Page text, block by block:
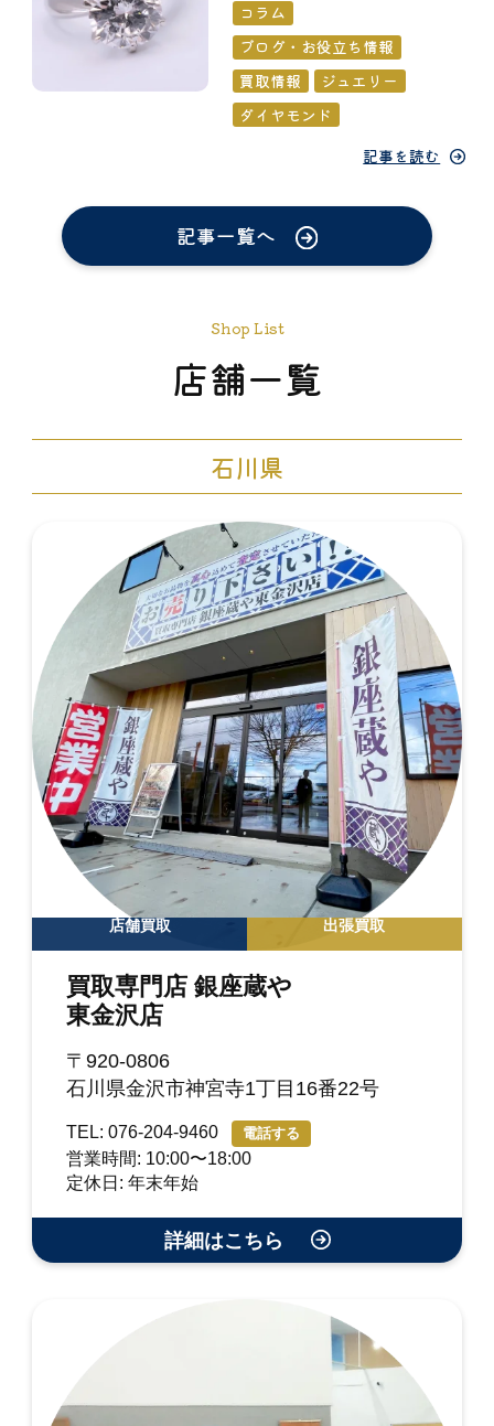
コラム
ブログ・お役立ち情報
買取情報
ジュエリー
ダイヤモンド
記事を読む
記事一覧へ
Shop List
店舗一覧
石川県
店舗買取 出張買取
買取専門店 銀座蔵や
東金沢店
〒920-0806
石川県金沢市神宮寺1丁目16番22号
TEL: 076-204-9460 電話する
営業時間: 10:00〜18:00
定休日: 年末年始
詳細はこちら